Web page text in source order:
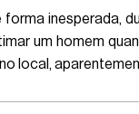
inesperada,
um homem
local,